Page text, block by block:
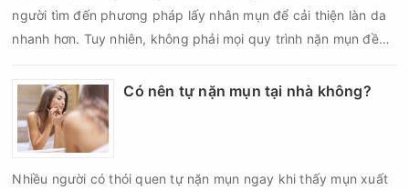
người tìm đến phương pháp lấy nhân mụn để cải thiện làn da
nhanh hơn. Tuy nhiên, không phải mọi quy trình nặn mụn đều
sai kỹ thuật hoặc lấy nhân mụn không đúng thời điểm, làn da
có thể đối mặt với nguy cơ viêm nhiễm, thâm sau mụn và thậm
chí là sẹo rỗ. Vậy nặn mụn chuẩn y khoa là gì và một quy trình
đạt tiêu chuẩn cần đáp ứng những yêu cầu nào?
Có nên tự nặn mụn tại nhà không?
Nhiều người có thói quen tự nặn mụn ngay khi thấy mụn xuất